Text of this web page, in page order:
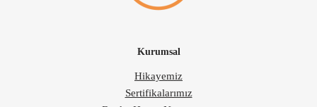
Kurumsal
Hikayemiz
Sertifikalarımız